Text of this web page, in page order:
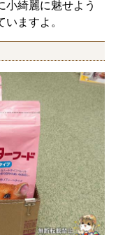
小綺麗に魅せよう
ますよ。